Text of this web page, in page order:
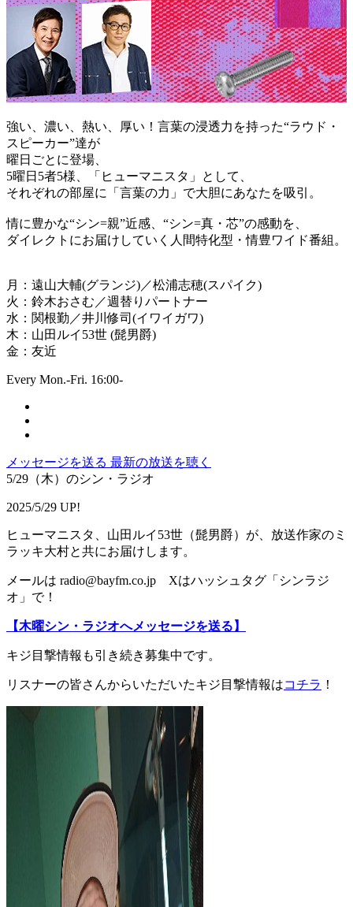
強い、濃い、熱い、厚い！言葉の浸透力を持った“ラウド・
スピーカー”達が
曜日ごとに登場、
5曜日5者5様、「ヒューマニスタ」として、
それぞれの部屋に「言葉の力」で大胆にあなたを吸引。
情に豊かな“シン=親”近感、“シン=真・芯”の感動を、
ダイレクトにお届けしていく人間特化型・情豊ワイド番組。
月：遠山大輔(グランジ)／松浦志穂(スパイク)
火：鈴木おさむ／週替りパートナー
水：関根勤／井川修司(イワイガワ)
木：山田ルイ53世 (髭男爵)
金：友近
Every Mon.-Fri. 16:00-
メッセージを送る 最新の放送を聴く
5/29（木）のシン・ラジオ
2025/5/29 UP!
ヒューマニスタ、山田ルイ53世（髭男爵）が、放送作家のミ
ラッキ大村と共にお届けします。
メールは radio@bayfm.co.jp Xはハッシュタグ「シンラジ
オ」で！
【木曜シン・ラジオへメッセージを送る】
キジ目撃情報も引き続き募集中です。
リスナーの皆さんからいただいたキジ目撃情報はコチラ ！